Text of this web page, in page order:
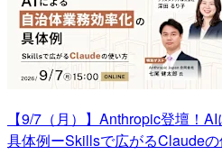
【9/7（月）】Anthropic登壇！
具体例ーSkillsで広がるClaude